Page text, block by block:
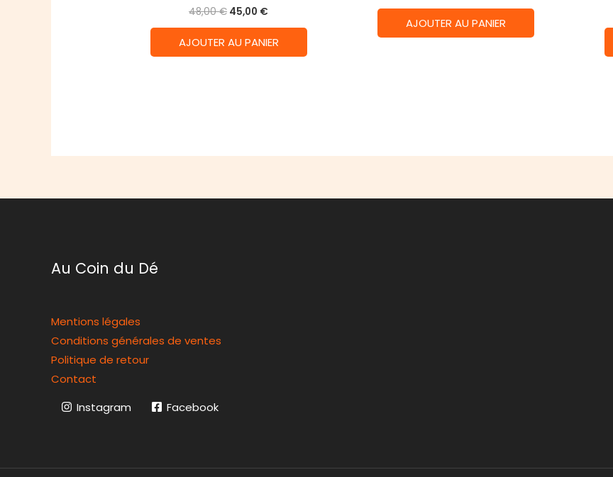
48,00€ Le
était :
48,00 €.
45,00 €
est :
45,00 €.
AJOUTER AU PANIER
AJOUTER AU PANIER
Au Coin du Dé
Mentions légales
Conditions générales de ventes
Politique de retour
Contact
Instagram
Facebook